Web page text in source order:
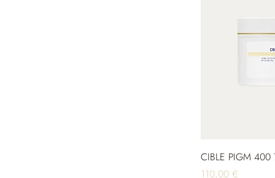
CIBLE PIGM 400
Prix
110,00 €